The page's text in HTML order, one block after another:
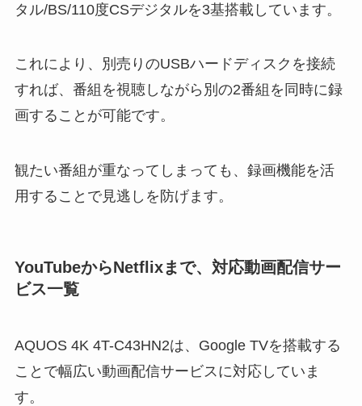
タル/BS/110度CSデジタルを3基搭載しています。
これにより、別売りのUSBハードディスクを接続
すれば、番組を視聴しながら別の2番組を同時に録
画することが可能です。
観たい番組が重なってしまっても、録画機能を活
用することで見逃しを防げます。
YouTubeからNetflixまで、対応動画配信サー
ビス一覧
AQUOS 4K 4T-C43HN2は、Google TVを搭載する
ことで幅広い動画配信サービスに対応していま
す。